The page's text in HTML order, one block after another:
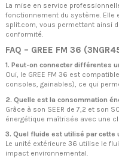
La mise en service
fonctionnement du système.
split.com, vous permettant ainsi
conformité.
FAQ – GREE FM 36
1. Peut-on connecter différentes
Oui, le GREE FM 36 est
consoles, gainables), ce qui
2. Quelle est la consommation
Grâce à son SEER de 7,2 et son
énergétique maîtrisée avec une
3. Quel fluide est utilisé par cette
Le unité extérieure 36 utilise le
impact environnemental.